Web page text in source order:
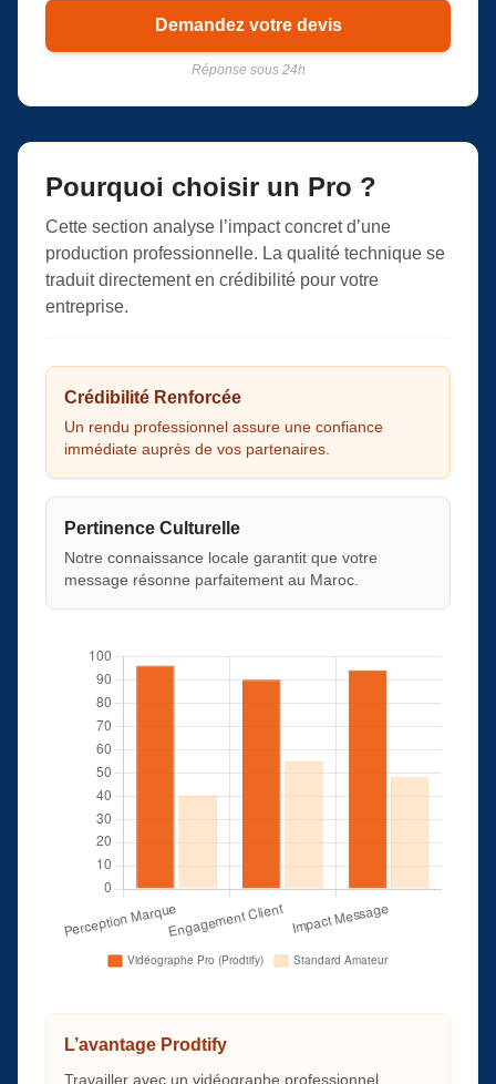
Demandez votre devis
Réponse sous 24h
Pourquoi choisir un Pro ?
Cette section analyse l’impact concret d’une
production professionnelle. La qualité technique se
traduit directement en crédibilité pour votre
entreprise.
Crédibilité Renforcée
Un rendu professionnel assure une confiance
immédiate auprès de vos partenaires.
Pertinence Culturelle
Notre connaissance locale garantit que votre
message résonne parfaitement au Maroc.
L’avantage Prodtify
Travailler avec un vidéographe professionnel